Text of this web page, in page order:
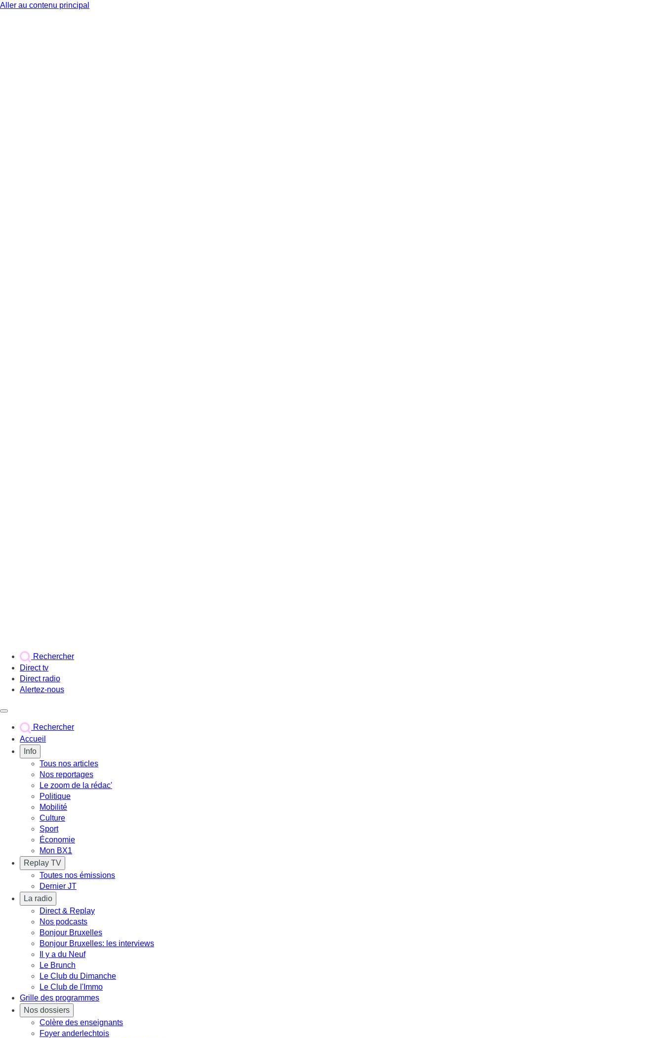
Aller au contenu principal
Rechercher
Direct tv
Direct radio
Alertez-nous
Rechercher
Accueil
Info
Tous nos articles
Nos reportages
Le zoom de la rédac'
Politique
Mobilité
Culture
Sport
Économie
Mon BX1
Replay TV
Toutes nos émissions
Dernier JT
La radio
Direct & Replay
Nos podcasts
Bonjour Bruxelles
Bonjour Bruxelles: les interviews
Il y a du Neuf
Le Brunch
Le Club du Dimanche
Le Club de l'Immo
Grille des programmes
Nos dossiers
Colère des enseignants
Foyer anderlechtois